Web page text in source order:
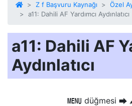
Z f Başvuru Kaynağı
Özel
a11: Dahili AF Yardımcı Aydınlatıcı
a11: Dahili AF
Aydınlatıcı
G düğmesi U